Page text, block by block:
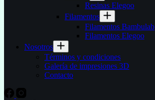
Resinas Elegoo
Filamentos
Filamentos Bambulab
Filamentos Elegoo
Nosotros
Términos y condiciones
Galería de impresiones 3D
Contacto